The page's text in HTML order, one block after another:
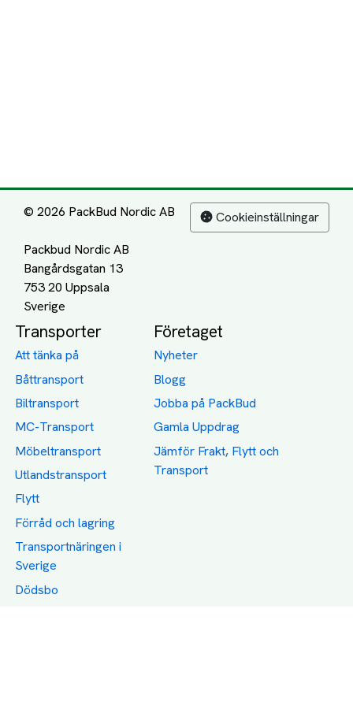
© 2026 PackBud Nordic AB
Packbud Nordic AB
Bangårdsgatan 13
753 20 Uppsala
Cookieinställningar
Transporter
Att tänka på
Båttransport
Biltransport
MC-Transport
Möbeltransport
Utlandstransport
Flytt
Förråd och lagring
Transportnäringen i
Sverige
Dödsbo
Företaget
Nyheter
Blogg
Jobba på PackBud
Gamla Uppdrag
Jämför Frakt, Flytt och
Transport